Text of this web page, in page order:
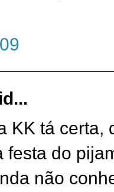
KK tá certa,
festa do
não